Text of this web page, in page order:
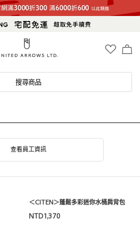
搜尋商品
查看員工資訊
＜CITEN＞蓬鬆多彩迷你水桶肩背包
NTD1,370